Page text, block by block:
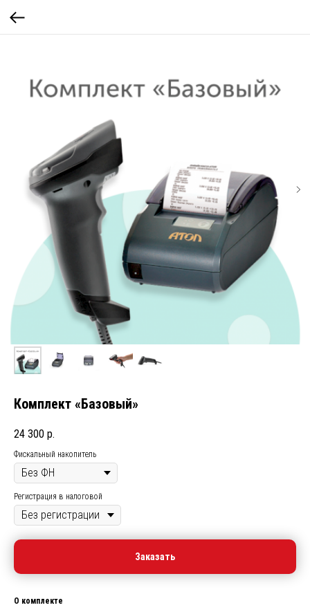
Комплект «Базовый»
24 300 р.
Фискальный накопитель
Регистрация в налоговой
Заказать
О комплекте